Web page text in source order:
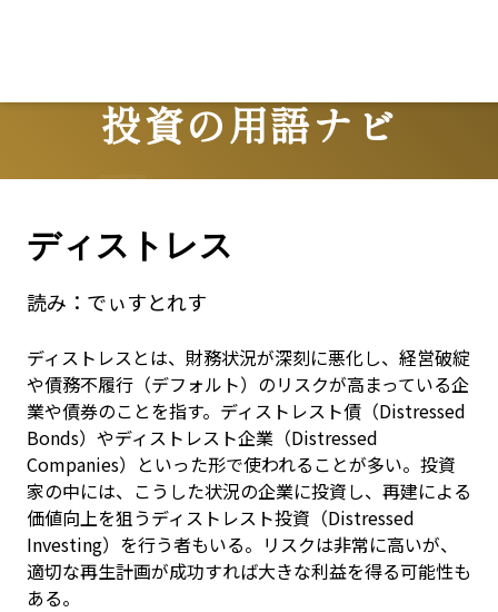
投資の用語ナビ
Terms
ディストレス
読み： でぃすとれす
ディストレスとは、財務状況が深刻に悪化し、経営破綻
や債務不履行（デフォルト）のリスクが高まっている企
業や債券のことを指す。ディストレスト債（Distressed
Bonds）やディストレスト企業（Distressed
Companies）といった形で使われることが多い。投資
家の中には、こうした状況の企業に投資し、再建による
価値向上を狙うディストレスト投資（Distressed
Investing）を行う者もいる。リスクは非常に高いが、
適切な再生計画が成功すれば大きな利益を得る可能性も
ある。